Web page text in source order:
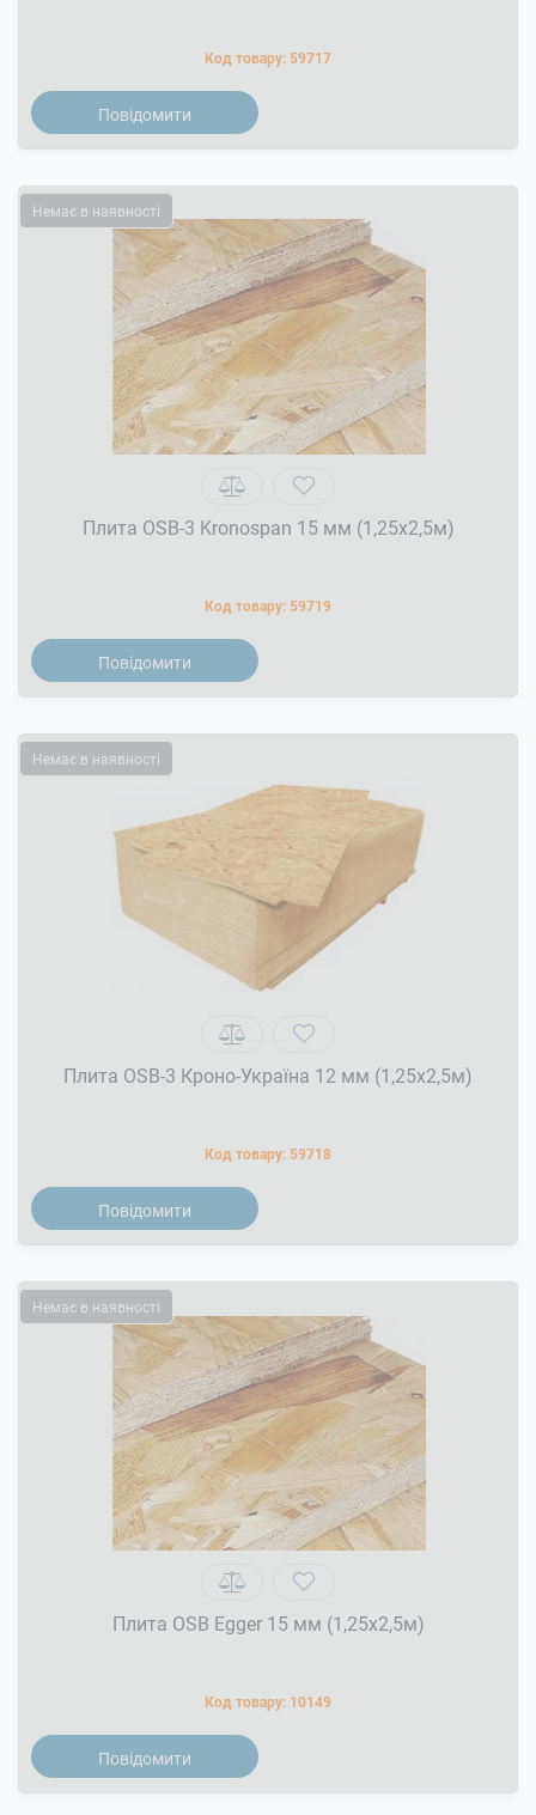
Код товару: 59717
Повідомити
Немає в наявності
Плита OSB-3 Kronospan 15 мм (1,25x2,5м)
Код товару: 59719
Повідомити
Немає в наявності
Плита OSB-3 Кроно-Україна 12 мм (1,25x2,5м)
Код товару: 59718
Повідомити
Немає в наявності
Плита OSB Egger 15 мм (1,25х2,5м)
Код товару: 10149
Повідомити